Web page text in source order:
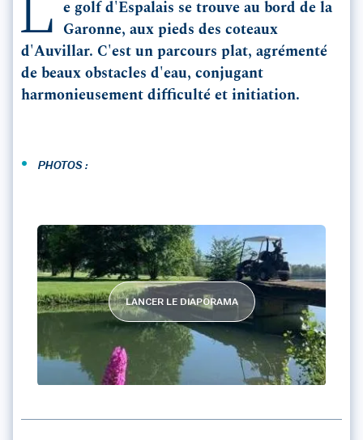
L
e golf d'Espalais se trouve au bord de la
Garonne, aux pieds des coteaux
d'Auvillar. C'est un parcours plat, agrémenté
de beaux obstacles d'eau, conjugant
harmonieusement difficulté et initiation.
• PHOTOS :
LANCER LE DIAPORAMA